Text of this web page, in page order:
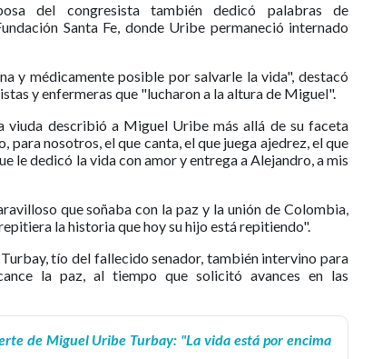
del congresista también dedicó palabras de
Santa Fe, donde Uribe permaneció internado
y médicamente posible por salvarle la vida", destacó
y enfermeras que "lucharon a la altura de Miguel".
viuda describió a Miguel Uribe más allá de su faceta
nosotros, el que canta, el que juega ajedrez, el que
le dedicó la vida con amor y entrega a Alejandro, a mis
que soñaba con la paz y la unión de Colombia,
la historia que hoy su hijo está repitiendo".
tío del fallecido senador, también intervino para
la paz, al tiempo que solicitó avances en las
de Miguel Uribe Turbay: "La vida está por encima